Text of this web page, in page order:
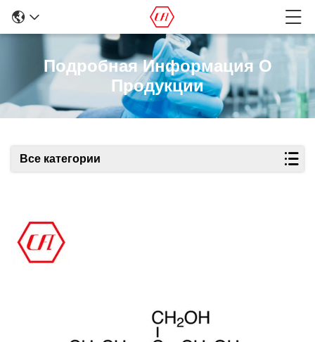
Подробная Информация О
Продукции
Все категории